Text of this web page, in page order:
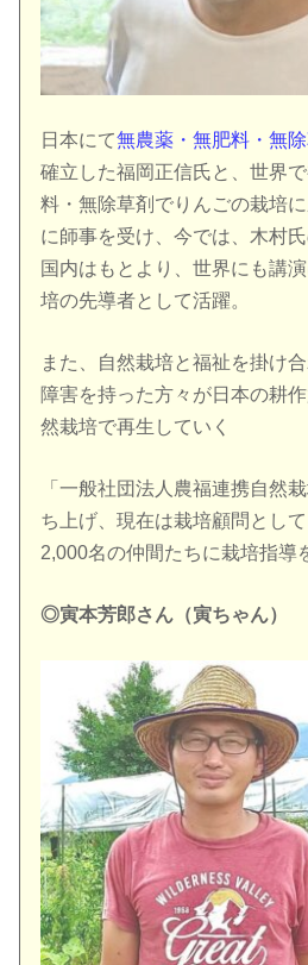
日本にて無農薬・無肥料・無
確立した福岡正信氏と、世界
料・無除草剤でりんごの栽培
に師事を受け、今では、木村
国内はもとより、世界にも講
培の先導者として活躍。
また、自然栽培と福祉を掛け
障害を持った方々が日本の耕
然栽培で再生していく
「一般社団法人農福連携自然
ち上げ、現在は栽培顧問とし
2,000名の仲間たちに栽培指導
◎寅本芳郎さん（寅ちゃん）